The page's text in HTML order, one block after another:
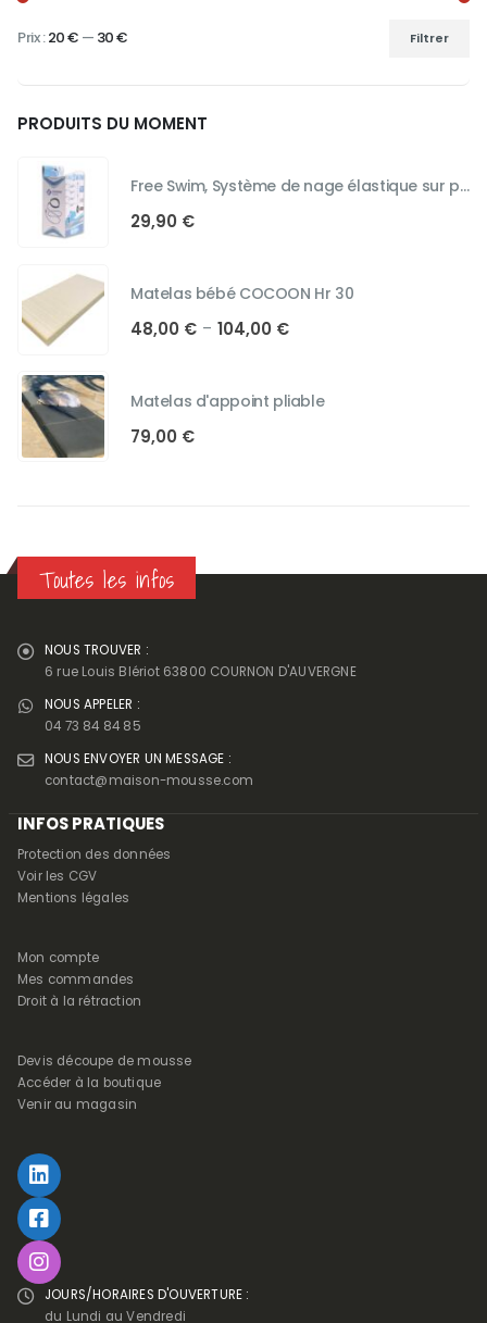
Filtrer
Prix :20 € — 30 €
PRODUITS DU MOMENT
Free Swim, Système de nage élastique sur place
29,90 €
Matelas bébé COCOON Hr 30
48,00 € – 104,00 €Plage
48,00 €
à
Matelas d'appoint pliable
79,00 €
Toutes les infos
NOUS TROUVER :
6 rue Louis Blériot 63800 COURNON D'AUVERGNE
NOUS APPELER :
04 73 84 84 85
NOUS ENVOYER UN MESSAGE :
contact@maison-mousse.com
INFOS PRATIQUES
Protection des données
Voir les CGV
Mentions légales
Mon compte
Mes commandes
Droit à la rétraction
Devis découpe de mousse
Accéder à la boutique
Venir au magasin
JOURS/HORAIRES D'OUVERTURE :
du Lundi au Vendredi